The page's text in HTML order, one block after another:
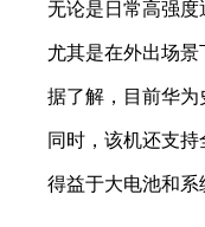
无论是日常高强度通
尤其是在外出场景下
据了解，目前华为史
同时，该机还支持全
得益于大电池和系统